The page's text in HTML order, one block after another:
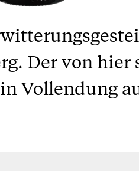
Der von
Vollendung